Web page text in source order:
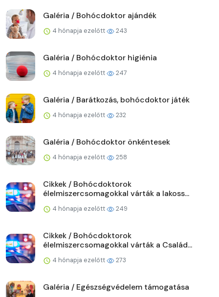
Galéria / Bohócdoktor ajándék
4 hónapja ezelőtt 243
Galéria / Bohócdoktor higiénia
4 hónapja ezelőtt 247
Galéria / Barátkozás, bohócdoktor játék
4 hónapja ezelőtt 232
Galéria / Bohócdoktor önkéntesek
4 hónapja ezelőtt 258
Cikkek / Bohócdoktorok
élelmiszercsomagokkal várták a lakoss...
4 hónapja ezelőtt 249
Cikkek / Bohócdoktorok
élelmiszercsomagokkal várták a Család...
4 hónapja ezelőtt 273
Galéria / Egészségvédelem támogatása